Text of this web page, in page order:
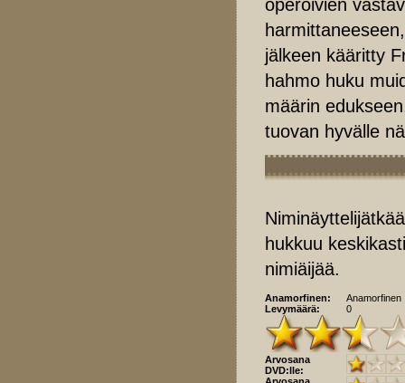
jälkeen kääritty
hahmo huku
määrin
tuovan hyvälle
hukkuu
nimiäijää.
Anamorfinen:
Anamorfinen
Levymäärä:
0
Arvosana
DVD:lle: